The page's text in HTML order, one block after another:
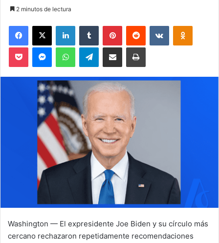
l
o
w
o
n
a
e
i
l
2 minutos de lectura
Telegram
Washington — El expresidente Joe Biden y su círculo más
cercano rechazaron repetidamente recomendaciones